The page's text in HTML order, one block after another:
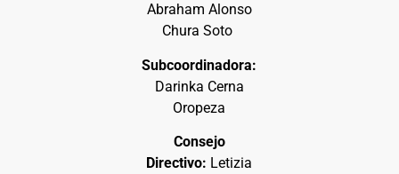
Abraham Alonso
Chura Soto
Subcoordinadora:
Darinka Cerna
Oropeza
Consejo
Directivo: Letizia